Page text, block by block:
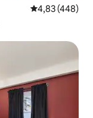
Средна
4,83 (448)